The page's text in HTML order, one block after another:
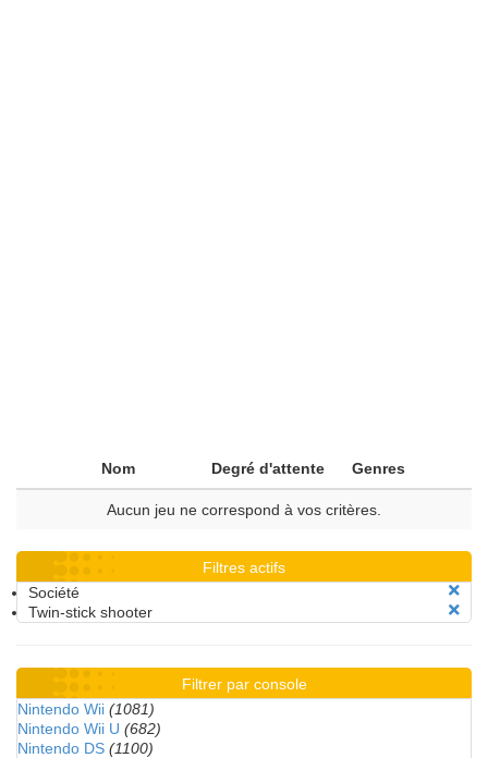
Nom Degré d'attente Genres
Aucun jeu ne correspond à vos critères.
Filtres actifs
Société
Twin-stick shooter
Filtrer par console
Nintendo Wii (1081)
Nintendo Wii U (682)
Nintendo DS (1100)